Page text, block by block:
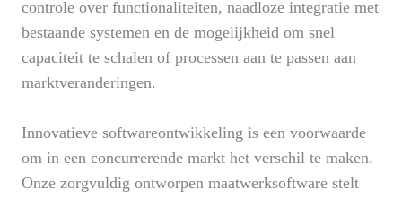
controle over functionaliteiten, naadloze integratie met
bestaande systemen en de mogelijkheid om snel
capaciteit te schalen of processen aan te passen aan
marktveranderingen.
Innovatieve softwareontwikkeling is een voorwaarde
om in een concurrerende markt het verschil te maken.
Onze zorgvuldig ontworpen maatwerksoftware stelt